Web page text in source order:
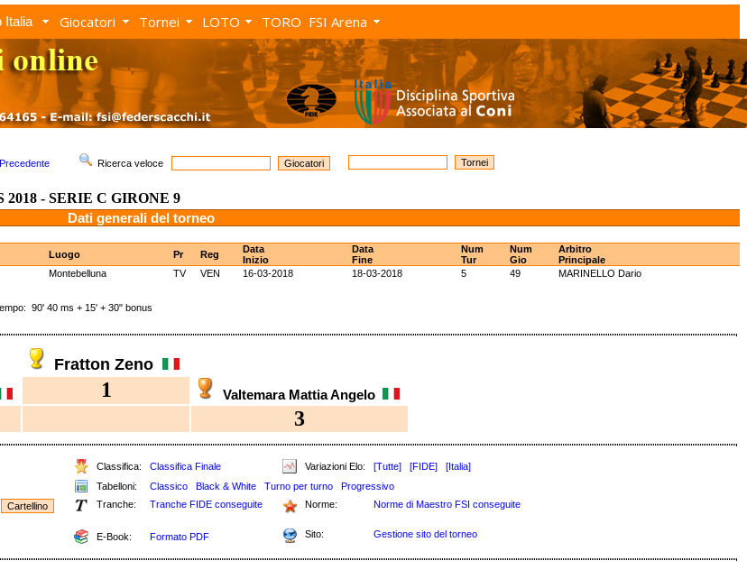
Italia Giocatori Tornei LOTO TORO FSI Arena
Precedente Ricerca veloce
2018 - SERIE C GIRONE 9
Dati generali del torneo
Luogo Pr Reg
Data
Inizio
Data
Fine
Num
Tur
Num
Gio
Arbitro
Principale
Montebelluna TV VEN 16-03-2018 18-03-2018 5 49
MARINELLO Dario
90' 40 ms + 15' + 30" bonus
Fratton Zeno
1 Valtemara Mattia Angelo
3
Classifica: Classifica Finale Variazioni Elo: [Tutte] [FIDE]
[Italia]
Tabelloni: Classico Black & White Turno per turno
Progressivo
Tranche: Tranche FIDE conseguite Norme: Norme di Maestro FSI conseguite
E-Book: Formato PDF Sito: Gestione sito del torneo